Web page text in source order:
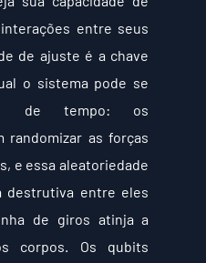
entre seus
de ajuste é a chave
o sistema pode se
de tempo: os
randomizar as forças
e essa aleatoriedade
destrutiva entre eles
de giros atinja a
corpos. Os qubits